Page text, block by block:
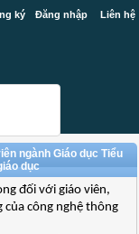
ký Đăng nhập Liên hệ
ngành Giáo dục Tiểu
dục
đối với giáo viên,
công nghệ thông